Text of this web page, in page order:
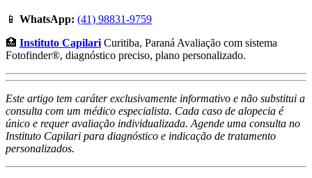
📱 WhatsApp: (41) 98831-9759
🏥 Instituto CapilariCuritiba, Paraná Avaliação com sistema
Fotofinder®, diagnóstico preciso, plano personalizado.
Este artigo tem caráter exclusivamente informativo e não substitui a
consulta com um médico especialista. Cada caso de alopecia é
único e requer avaliação individualizada. Agende uma consulta no
Instituto Capilari para diagnóstico e indicação de tratamento
personalizados.